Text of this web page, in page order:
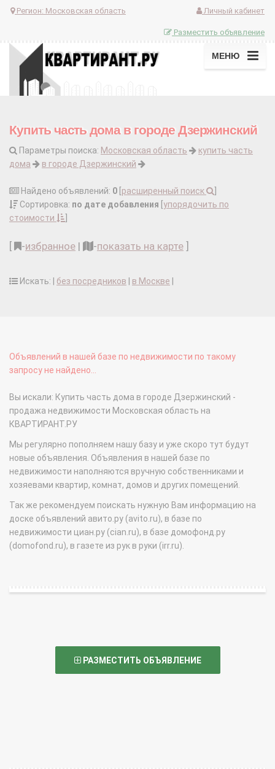
Регион: Московская область Личный кабинет
Разместить объявление
МЕНЮ
Купить часть дома в городе Дзержинский
Параметры поиска: Московская область
купить часть
дома
в городе Дзержинский
Найдено объявлений: 0 расширенный поиск
Сортировка: по дате добавления упорядочить по
стоимости
-избранное | -показать на карте
Искать: | без посредников в Москве
Объявлений в нашей базе по недвижимости по такому
запросу не найдено...
Вы искали: Купить часть дома в городе Дзержинский -
продажа недвижимости Московская область на
КВАРТИРАНТ.РУ
Мы регулярно пополняем нашу базу и уже скоро тут будут
новые объявления. Объявления в нашей базе по
недвижимости наполняются вручную собственниками и
хозяевами квартир, комнат, домов и других помещений.
Так же рекомендуем поискать нужную Вам информацию на
доске объявлений авито.ру (avito.ru), в базе по
недвижимости циан.ру (cian.ru), в базе домофонд.ру
(domofond.ru), в газете из рук в руки (irr.ru).
РАЗМЕСТИТЬ ОБЪЯВЛЕНИЕ